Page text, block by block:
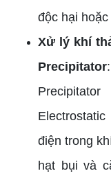
độc hại
Xử lý khí
Precipitator
điện trong
hạt bụi và